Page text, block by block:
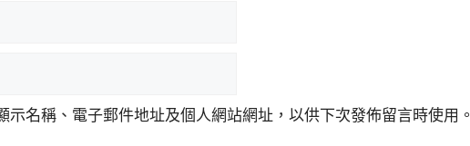
示名稱、電子郵件地址及個人網站網址，以供下次發佈留言時使用。